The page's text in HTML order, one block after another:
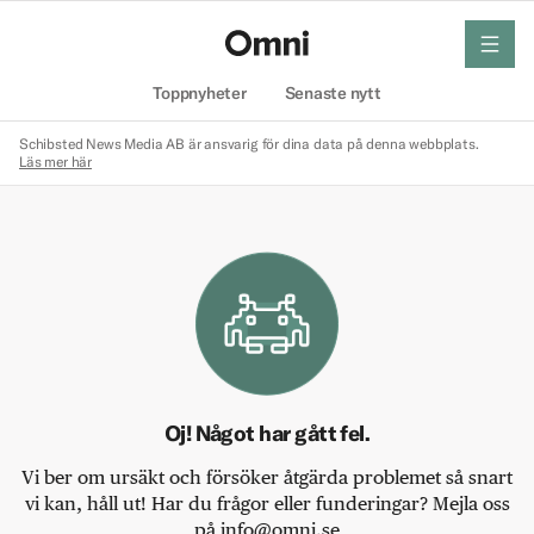
Toppnyheter Senaste nytt
meny
Schibsted News Media AB är ansvarig för dina data på denna webbplats.
Läs mer här
Oj! Något har gått fel.
Vi ber om ursäkt och försöker åtgärda problemet så snart
vi kan, håll ut! Har du frågor eller funderingar? Mejla oss